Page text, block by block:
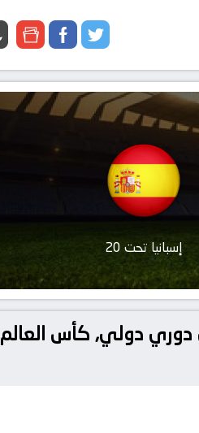
twitter
facebook
google
إسبانيا تحت 20
أوكرانيا تحت 20 و إسبانيا تحت 20 بتاريخ 2025-10-07 في دوري دولي, كأس العالم